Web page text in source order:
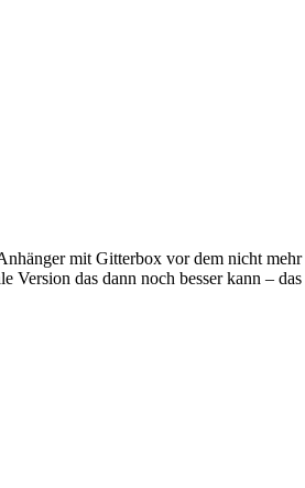
mit Gitterbox vor dem nicht
das dann noch besser kann –